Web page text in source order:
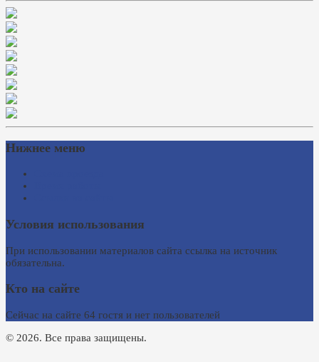
Нижнее меню
Условия использования
При использовании материалов сайта ссылка на источник
обязательна.
Кто на сайте
Сейчас на сайте 64 гостя и нет пользователей
© 2026. Все права защищены.